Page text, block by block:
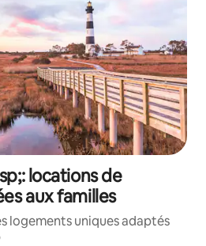
locations de
aux familles
logements uniques adaptés